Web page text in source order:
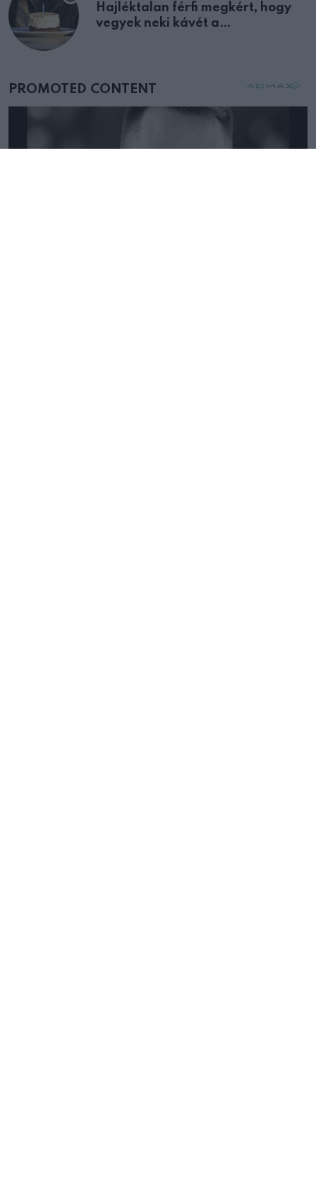
Hajléktalan férfi megkért, hogy
vegyek neki kávét a